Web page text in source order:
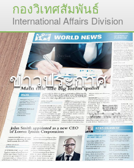
กองวิเทศสัมพันธ์
International Affairs Division
ข่าวประกาศ
หน้าแรก